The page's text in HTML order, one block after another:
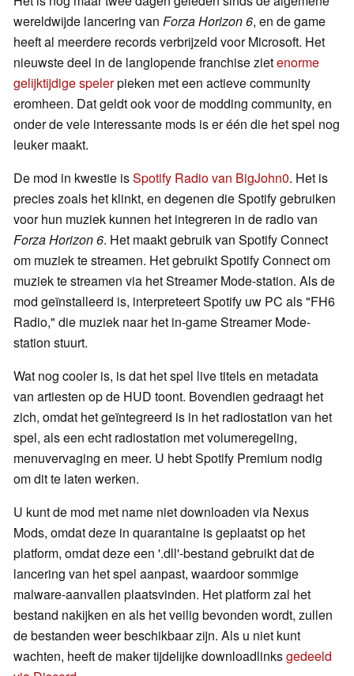
wereldwijde lancering van Forza Horizon 6, en de game
heeft al meerdere records verbrijzeld voor Microsoft. Het
nieuwste deel in de langlopende franchise zietenorme
gelijktijdige spelerpieken met een actieve community
eromheen. Dat geldt ook voor de modding community, en
onder de vele interessante mods is er één die het spel nog
leuker maakt.
De mod in kwestie isSpotify Radio van BigJohn0. Het is
precies zoals het klinkt, en degenen die Spotify gebruiken
voor hun muziek kunnen het integreren in de radio van
Forza Horizon 6. Het maakt gebruik van Spotify Connect
om muziek te streamen. Het gebruikt Spotify Connect om
muziek te streamen via het Streamer Mode-station. Als de
mod geïnstalleerd is, interpreteert Spotify uw PC als "FH6
Radio," die muziek naar het in-game Streamer Mode-
station stuurt.
Wat nog cooler is, is dat het spel live titels en metadata
van artiesten op de HUD toont. Bovendien gedraagt het
zich, omdat het geïntegreerd is in het radiostation van het
spel, als een echt radiostation met volumeregeling,
menuvervaging en meer. U hebt Spotify Premium nodig
om dit te laten werken.
U kunt de mod met name niet downloaden via Nexus
Mods, omdat deze in quarantaine is geplaatst op het
platform, omdat deze een '.dll'-bestand gebruikt dat de
lancering van het spel aanpast, waardoor sommige
malware-aanvallen plaatsvinden. Het platform zal het
bestand nakijken en als het veilig bevonden wordt, zullen
de bestanden weer beschikbaar zijn. Als u niet kunt
wachten, heeft de maker tijdelijke downloadlinksgedeeld